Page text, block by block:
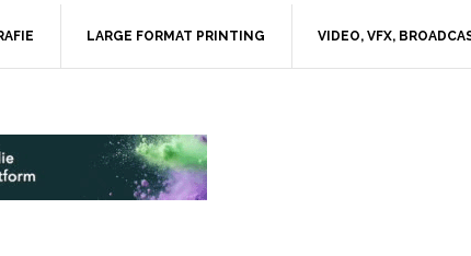
LARGE FORMAT PRINTING VIDEO, VFX,